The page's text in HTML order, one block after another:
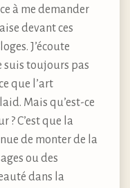
à me demander
devant ces
J’écoute
suis toujours pas
que l’art
Mais qu’est-ce
? C’est que la
de monter de la
ou des
dans la